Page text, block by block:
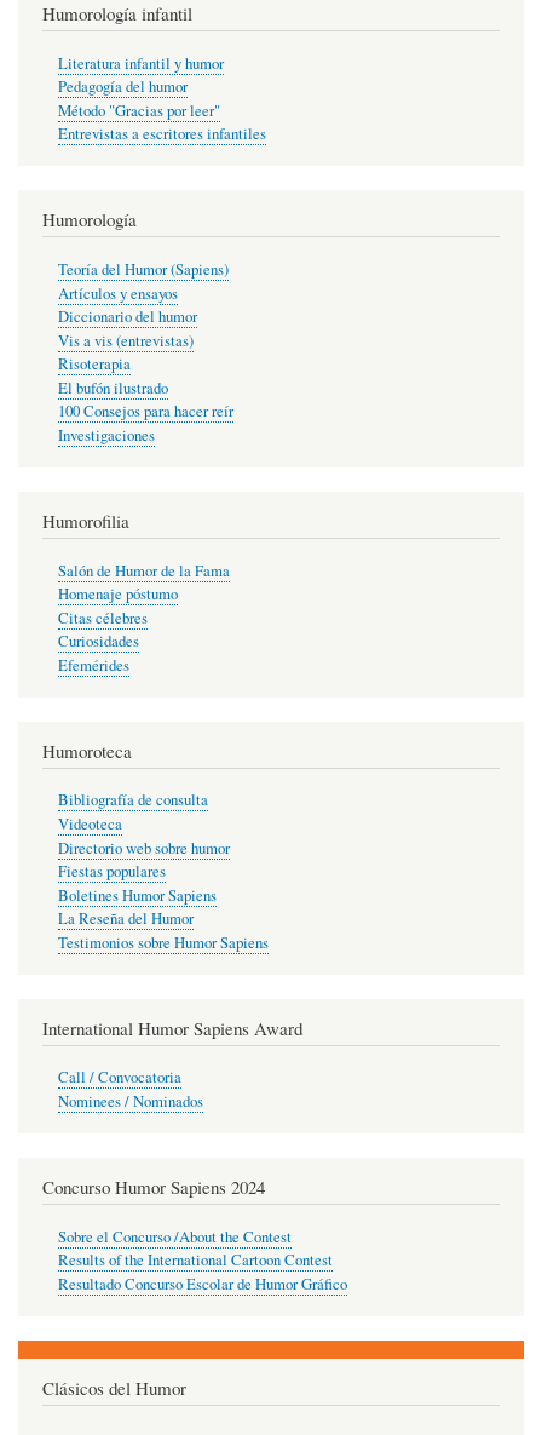
Humorología infantil
Literatura infantil y humor
Pedagogía del humor
Método "Gracias por leer"
Entrevistas a escritores infantiles
Humorología
Teoría del Humor (Sapiens)
Artículos y ensayos
Diccionario del humor
Vis a vis (entrevistas)
Risoterapia
El bufón ilustrado
100 Consejos para hacer reír
Investigaciones
Humorofilia
Salón de Humor de la Fama
Homenaje póstumo
Citas célebres
Curiosidades
Efemérides
Humoroteca
Bibliografía de consulta
Videoteca
Directorio web sobre humor
Fiestas populares
Boletines Humor Sapiens
La Reseña del Humor
Testimonios sobre Humor Sapiens
International Humor Sapiens Award
Call / Convocatoria
Nominees / Nominados
Concurso Humor Sapiens 2024
Sobre el Concurso /About the Contest
Results of the International Cartoon Contest
Resultado Concurso Escolar de Humor Gráfico
Clásicos del Humor